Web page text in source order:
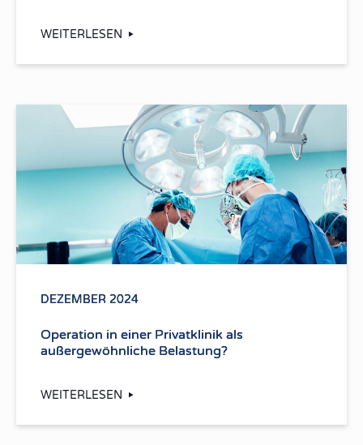
WEITERLESEN
DEZEMBER 2024
Operation in einer Privatklinik als
außergewöhnliche Belastung?
WEITERLESEN